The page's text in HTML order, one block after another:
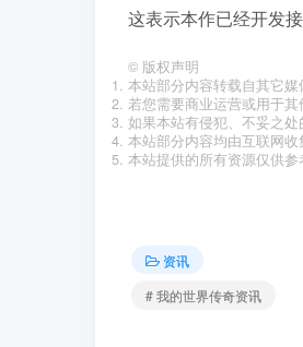
这表示本作已经开发接
© 版权声明
本站部分内容转载自其它媒
若您需要商业运营或用于其
如果本站有侵犯、不妥之
本站部分内容均由互联网收
本站提供的所有资源仅供
资讯
# 我的世界传奇资讯